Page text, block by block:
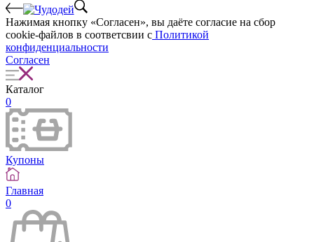
Нажимая кнопку «Согласен», вы даёте cогласие на сбор
cookie-файлов в соответсвии с Политикой
конфиденциальности
Согласен
Каталог
0
Купоны
Главная
0